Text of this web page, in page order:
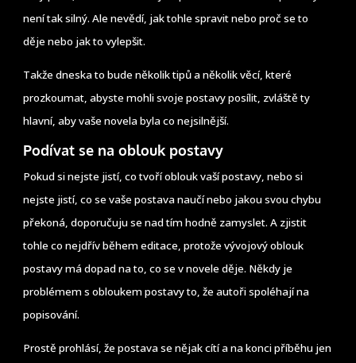
není tak silný. Ale nevědí, jak tohle spravit nebo proč se to
děje nebo jak to vylepšit.
Takže dneska to bude několik tipů a několik věcí, které
prozkoumat, abyste mohli svoje postavy posílit, zvláště ty
hlavní, aby vaše novela byla co nejsilnější.
Podívat se na oblouk postavy
Pokud si nejste jistí, co tvoří oblouk vaší postavy, nebo si
nejste jistí, co se vaše postava naučí nebo jakou svou chybu
překoná, doporučuju se nad tím hodně zamyslet. A zjistit
tohle co nejdřív během editace, protože vývojový oblouk
postavy má dopad na to, co se v novele děje. Někdy je
problémem s obloukem postavy to, že autoři spoléhají na
popisování.
Prostě prohlásí, že postava se nějak cítí a na konci příběhu jen